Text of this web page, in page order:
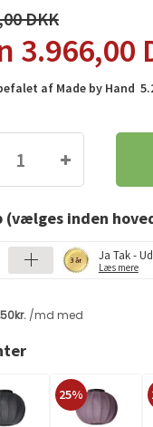
3.966,00
af Made by Hand
(vælges inden
Ja Tak -
Læs mere
25%